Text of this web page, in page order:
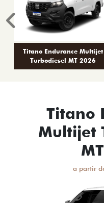
Titano Endurance Multijet
Turbodiesel MT 2026
Anterior
Titano
Multijet
a partir